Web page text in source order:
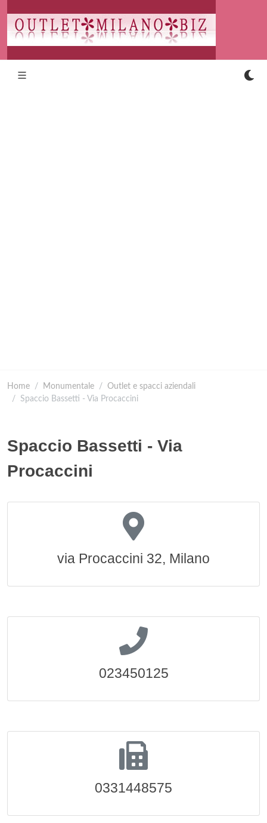
Home Monumentale
Outlet e spacci aziendali
Spaccio Bassetti - Via Procaccini
Spaccio Bassetti - Via
Procaccini
via Procaccini 32, Milano
023450125
0331448575